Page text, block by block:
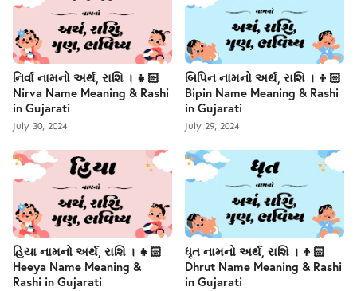
નિર્વા નામનો અર્થ, રાશિ । 👧🏻
Nirva Name Meaning & Rashi
in Gujarati
July 30, 2024
બિપિન નામનો અર્થ, રાશિ । 👦🏻
Bipin Name Meaning & Rashi
in Gujarati
July 29, 2024
હિયા નામનો અર્થ, રાશિ । 👧🏻
Heeya Name Meaning &
Rashi in Gujarati
ધૃત નામનો અર્થ, રાશિ । 👦🏻
Dhrut Name Meaning & Rashi
in Gujarati